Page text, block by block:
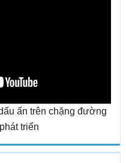
ấn trên chặng đường
triển